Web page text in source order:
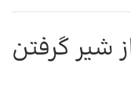
شیر گرفتن